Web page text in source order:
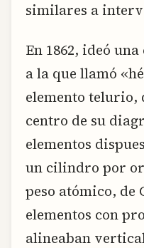
similares a
En 1862, ideó
a la que llamó
elemento telurio,
centro de su
elementos
un cilindro por
peso atómico, de
elementos con
alineaban